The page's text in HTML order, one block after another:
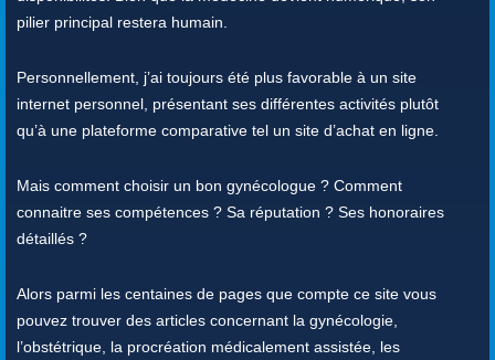
pilier principal restera humain.
Personnellement, j’ai toujours été plus favorable à un site
internet personnel, présentant ses différentes activités plutôt
qu’à une plateforme comparative tel un site d’achat en ligne.
Mais comment choisir un bon gynécologue ? Comment
connaitre ses compétences ? Sa réputation ? Ses honoraires
détaillés ?
Alors parmi les centaines de pages que compte ce site vous
pouvez trouver des articles concernant la gynécologie,
l’obstétrique, la procréation médicalement assistée, les